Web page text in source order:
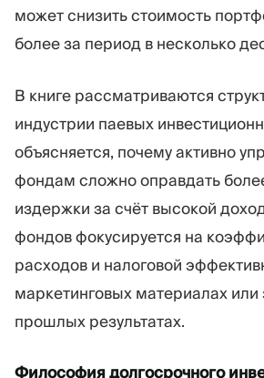
может снизить стоимость
более за период в несколько
В книге рассматриваются
индустрии паевых
объясняется, почему активно
фондам сложно оправдать
издержки за счёт высокой
фондов фокусируется на
расходов и налоговой
маркетинговых материалах или
прошлых результатах.
Философия долгосрочного